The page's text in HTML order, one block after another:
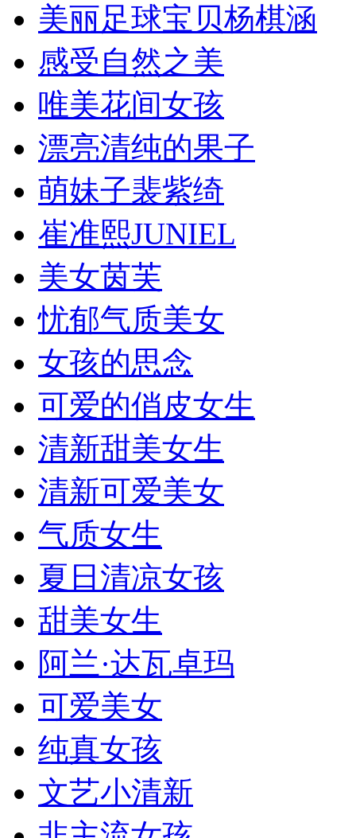
美丽足球宝贝杨棋涵
感受自然之美
唯美花间女孩
漂亮清纯的果子
萌妹子裴紫绮
崔准熙JUNIEL
美女茵芙
忧郁气质美女
女孩的思念
可爱的俏皮女生
清新甜美女生
清新可爱美女
气质女生
夏日清凉女孩
甜美女生
阿兰·达瓦卓玛
可爱美女
纯真女孩
文艺小清新